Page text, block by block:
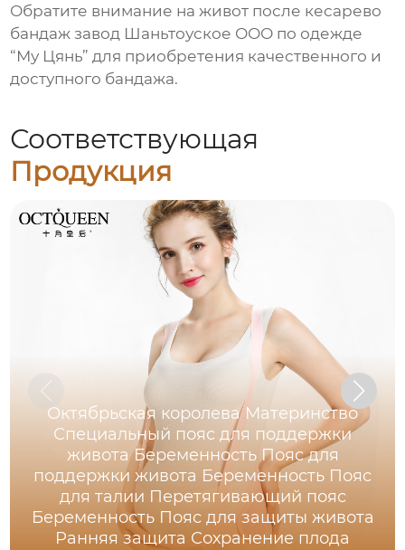
Обратите внимание наживот после кесарево
бандаж завод Шаньтоуское ООО по одежде
“Му Цянь” для приобретения качественного и
доступного бандажа.
Соответствующая
Продукция
Октябрьская королева Материнство
Специальный пояс для поддержки
живота Беременность Пояс для
поддержки живота Беременность Пояс
для талии Перетягивающий пояс
Беременность Пояс для защиты живота
Ранняя защита Сохранение плода